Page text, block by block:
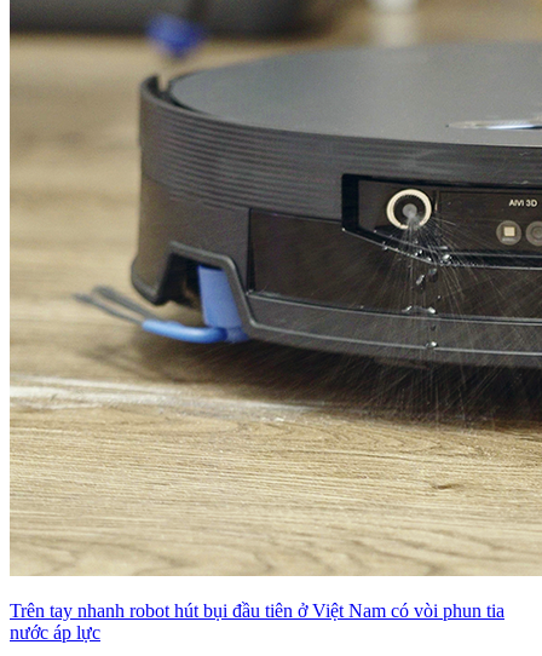
Trên tay nhanh robot hút bụi đầu tiên ở Việt Nam có vòi phun tia
nước áp lực